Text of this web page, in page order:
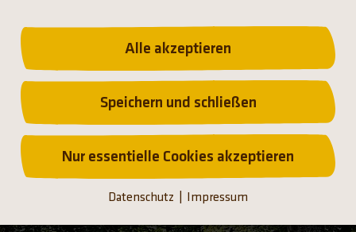
Kleinen werfen, die nach der Stärkung den
Spielplatz erkunden. Und bei Gelegenheit,
kannst du zeitgleich auch die angrenzenden
Elche beobachten.
Kontakt: +49(0)89312055-0 |
gastronomie.de
Alle akzeptieren
Speichern und schließen
Nur essentielle Cookies akzeptieren
Datenschutz Impressum